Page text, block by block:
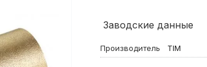
Заводские данные
Производитель TIM